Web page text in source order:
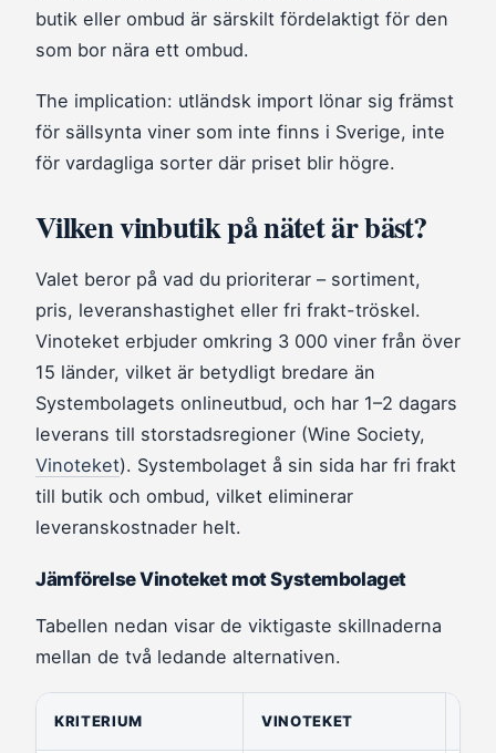
butik eller ombud är särskilt fördelaktigt för den
som bor nära ett ombud.
The implication: utländsk import lönar sig främst
för sällsynta viner som inte finns i Sverige, inte
för vardagliga sorter där priset blir högre.
Vilken vinbutik på nätet är bäst?
Valet beror på vad du prioriterar – sortiment,
pris, leveranshastighet eller fri frakt-tröskel.
Vinoteket erbjuder omkring 3 000 viner från över
15 länder, vilket är betydligt bredare än
Systembolagets onlineutbud, och har 1–2 dagars
leverans till storstadsregioner (Wine Society,
Vinoteket). Systembolaget å sin sida har fri frakt
till butik och ombud, vilket eliminerar
leveranskostnader helt.
Jämförelse Vinoteket mot Systembolaget
Tabellen nedan visar de viktigaste skillnaderna
mellan de två ledande alternativen.
KRITERIUM VINOTEKET